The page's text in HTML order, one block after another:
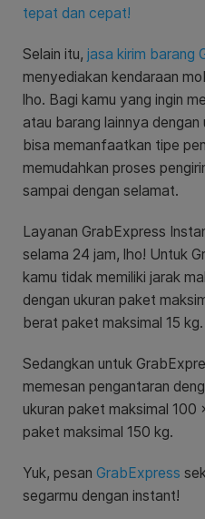
tepat dan cepat!
Selain itu, jasa kirim barang
menyediakan kendaraan
lho. Bagi kamu yang ingin
atau barang lainnya dengan
bisa memanfaatkan tipe
memudahkan proses
sampai dengan selamat.
Layanan GrabExpress
selama 24 jam, lho! Untuk
kamu tidak memiliki jarak
dengan ukuran paket
berat paket maksimal 15 kg.
Sedangkan untuk
memesan pengantaran
ukuran paket maksimal
paket maksimal 150 kg.
Yuk, pesan GrabExpress
segarmu dengan instant!